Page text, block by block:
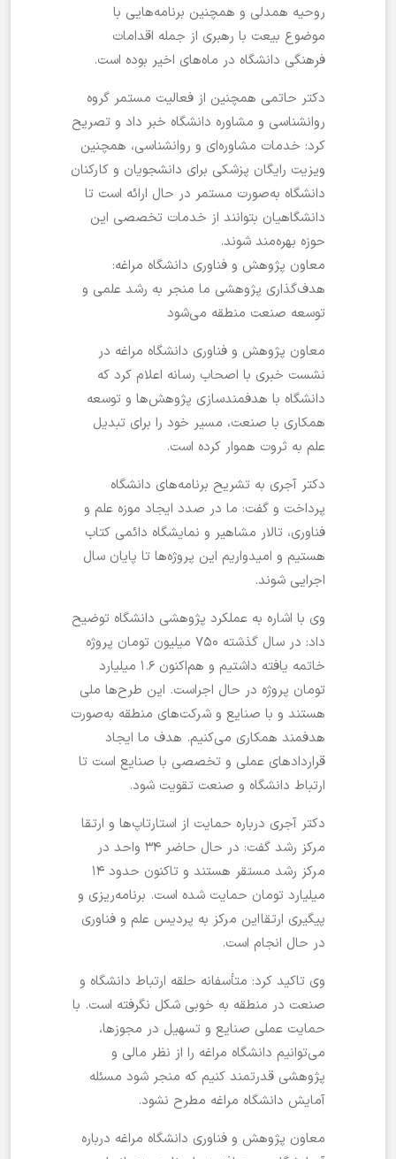
روحیه همدلی و همچنین برنامه‌هایی با
موضوع بیعت با رهبری از جمله اقدامات
فرهنگی دانشگاه در ماه‌های اخیر بوده است.
دکتر حاتمی همچنین از فعالیت مستمر گروه
روانشناسی و مشاوره دانشگاه خبر داد و تصریح
کرد: خدمات مشاوره‌ای و روانشناسی، همچنین
ویزیت رایگان پزشکی برای دانشجویان و کارکنان
دانشگاه به‌صورت مستمر در حال ارائه است تا
دانشگاهیان بتوانند از خدمات تخصصی این
حوزه بهره‌مند شوند.
معاون پژوهش و فناوری دانشگاه مراغه:
هدف‌گذاری پژوهشی ما منجر به رشد علمی و
توسعه صنعت منطقه می‌شود
معاون پژوهش و فناوری دانشگاه مراغه در
نشست خبری با اصحاب رسانه اعلام کرد که
دانشگاه با هدفمندسازی پژوهش‌ها و توسعه
همکاری با صنعت، مسیر خود را برای تبدیل
علم به ثروت هموار کرده است.
دکتر آجری به تشریح برنامه‌های دانشگاه
پرداخت و گفت: ما در صدد ایجاد موزه علم و
فناوری، تالار مشاهیر و نمایشگاه دائمی کتاب
هستیم و امیدواریم این پروژه‌ها تا پایان سال
اجرایی شوند.
وی با اشاره به عملکرد پژوهشی دانشگاه توضیح
داد: در سال گذشته ۷۵۰ میلیون تومان پروژه
خاتمه یافته داشتیم و هم‌اکنون ۱.۶ میلیارد
تومان پروژه در حال اجراست. این طرح‌ها ملی
هستند و با صنایع و شرکت‌های منطقه به‌صورت
هدفمند همکاری می‌کنیم. هدف ما ایجاد
قراردادهای عملی و تخصصی با صنایع است تا
ارتباط دانشگاه و صنعت تقویت شود.
دکتر آجری درباره حمایت از استارتاپ‌ها و ارتقا
مرکز رشد گفت: در حال حاضر ۳۴ واحد در
مرکز رشد مستقر هستند و تاکنون حدود ۱۴
میلیارد تومان حمایت شده است. برنامه‌ریزی و
پیگیری ارتقا این مرکز به پردیس علم و فناوری
در حال انجام است.
وی تاکید کرد: متأسفانه حلقه ارتباط دانشگاه و
صنعت در منطقه به خوبی شکل نگرفته است. با
حمایت عملی صنایع و تسهیل در مجوزها،
می‌توانیم دانشگاه مراغه را از نظر مالی و
پژوهشی قدرتمند کنیم که منجر شود مسئله
آمایش دانشگاه مراغه مطرح نشود.
معاون پژوهش و فناوری دانشگاه مراغه درباره